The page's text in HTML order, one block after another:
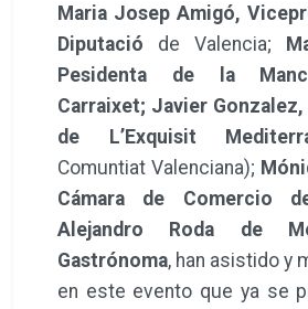
Maria Josep Amigó,
Diputació de Valencia;
Pesidenta de la
Carraixet; Javier
de L’Exquisit
Comuntiat Valenciana);
Cámara de Comercio
Alejandro Roda de
Gastrónoma, han asistido y
en este evento que ya se